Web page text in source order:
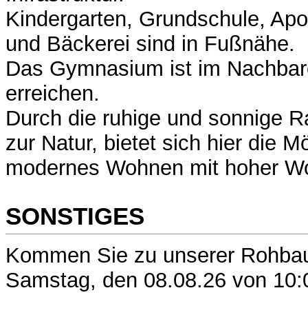
Kindergarten, Grundschule,
und Bäckerei sind in Fußnähe.
Das Gymnasium ist im
erreichen.
Durch die ruhige und sonnige
zur Natur, bietet sich hier die
modernes Wohnen mit hoher
SONSTIGES
Kommen Sie zu unserer
Samstag, den 08.08.26 von